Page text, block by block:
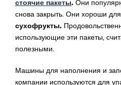
стоячие пакеты. Они
снова закрыть. Они хороши для
сухофрукты.
использующие эти пакеты,
полезными.
Машины для наполнения и
компании используются для